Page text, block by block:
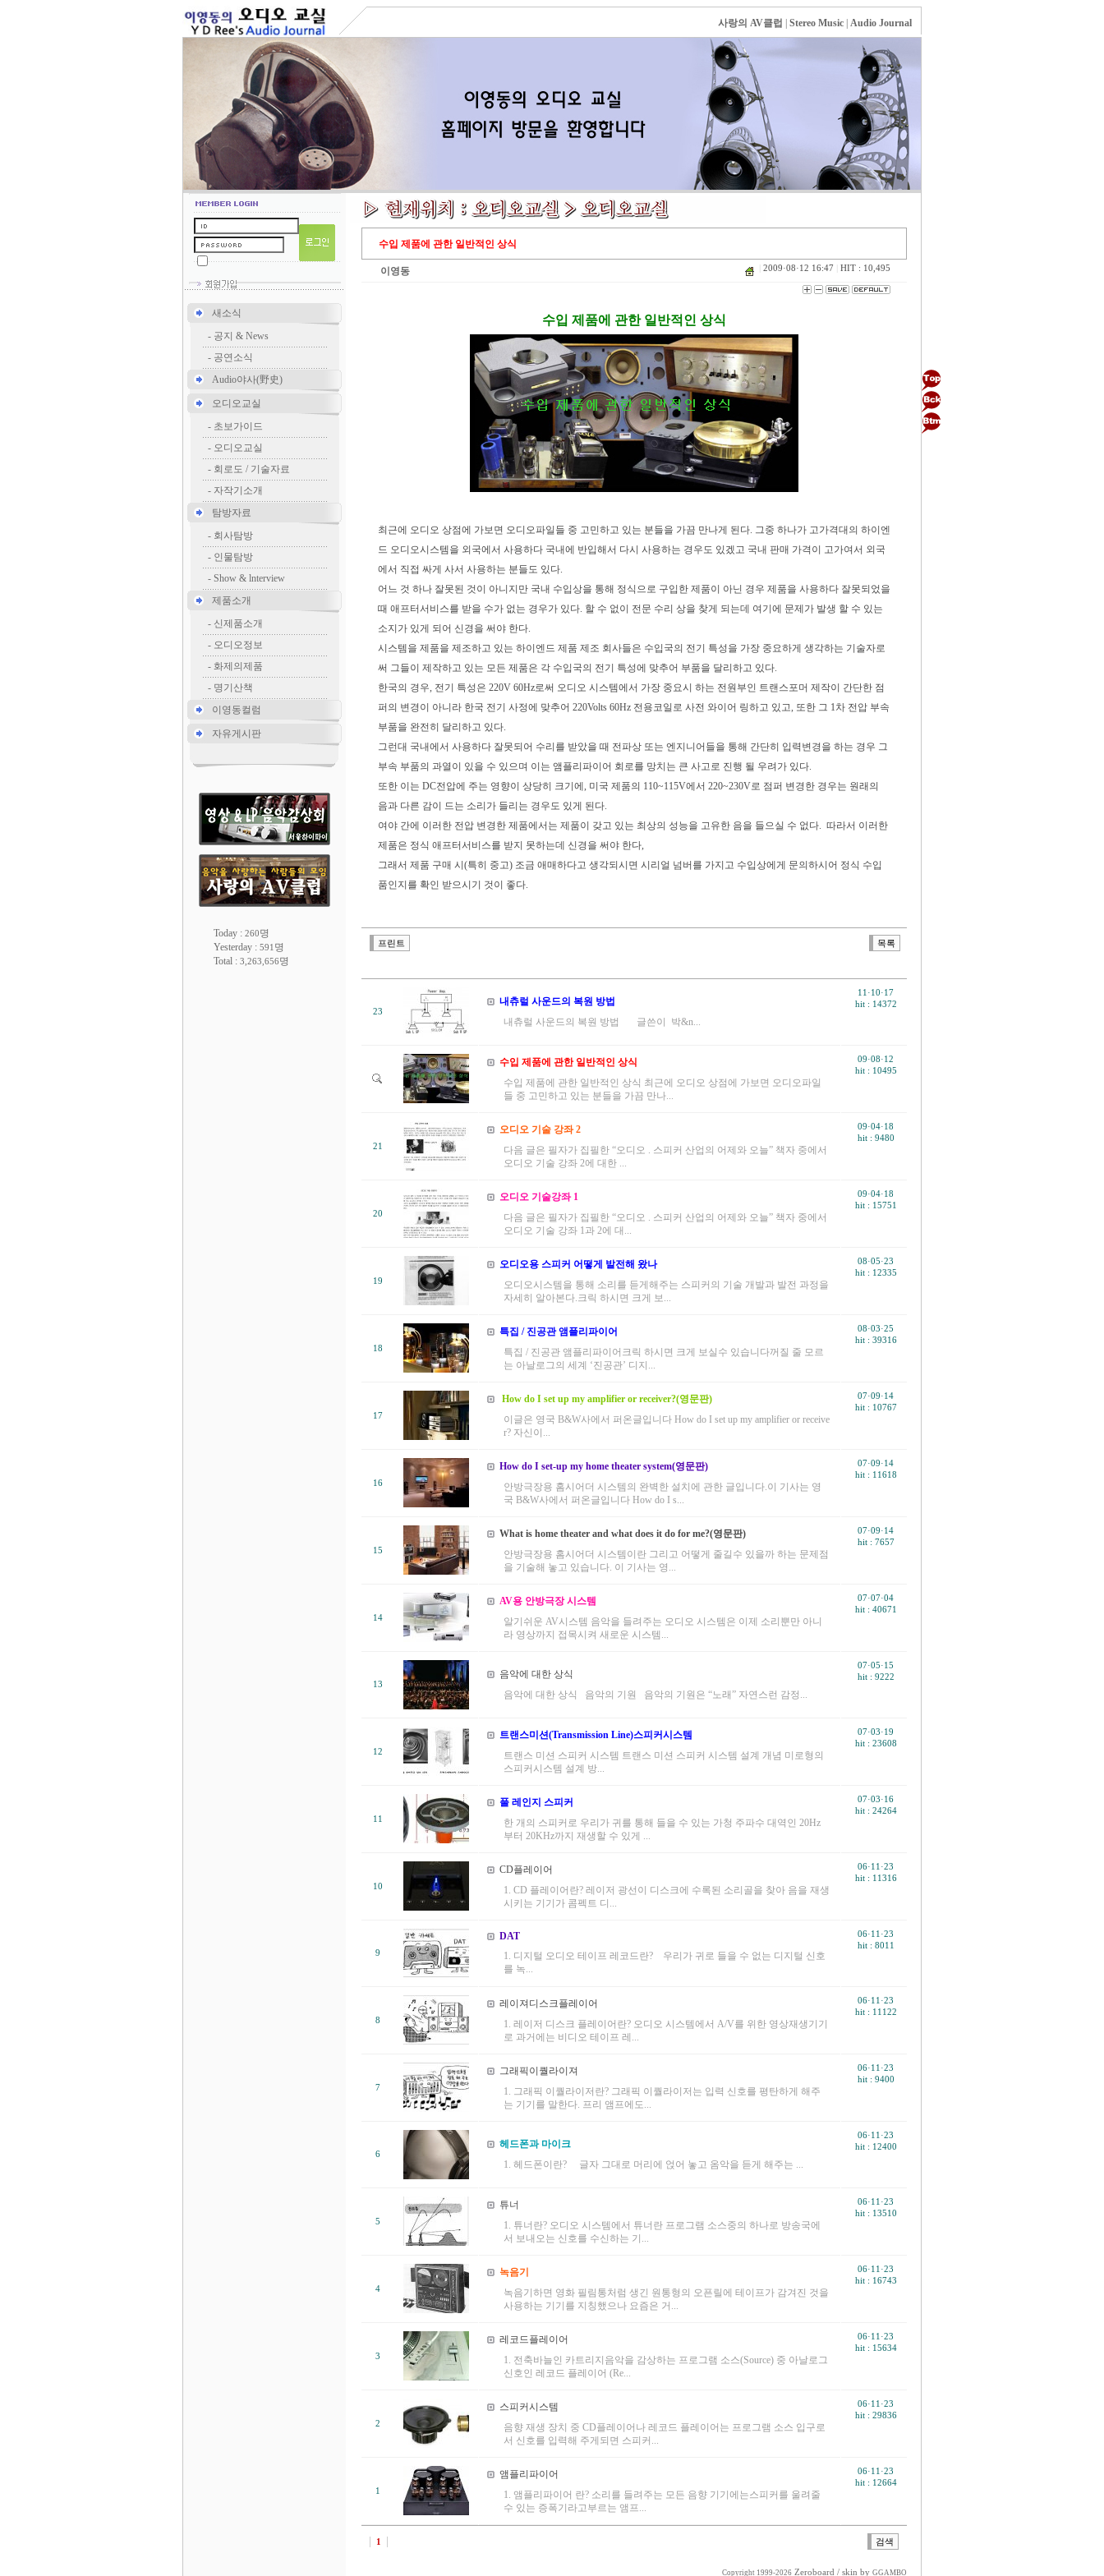
사랑의 AV클럽 Stereo Music Audio Journal
새소식
- 공지 & News
- 공연소식
Audio야사(野史)
오디오교실
- 초보가이드
- 오디오교실
- 회로도 / 기술자료
- 자작기소개
탐방자료
- 회사탐방
- 인물탐방
- Show & lnterview
제품소개
- 신제품소개
- 오디오정보
- 화제의제품
- 명기산책
이영동컬럼
자유게시판
Today : 260명
Yesterday : 591 명
Total : 3,263,656명
수입 제품에 관한 일반적인 상식
이영동 2009·08·12 16:47 HIT : 10,495
수입 제품에 관한 일반적인 상식
최근에 오디오 상점에 가보면 오디오파일들 중 고민하고 있는 분들을 가끔 만나게 된다. 그중 하나가 고가격대의 하이엔
드 오디오시스템을 외국에서 사용하다 국내에 반입해서 다시 사용하는 경우도 있겠고 국내 판매 가격이 고가여서 외국
에서 직접 싸게 사서 사용하는 분들도 있다.
어느 것 하나 잘못된 것이 아니지만 국내 수입상을 통해 정식으로 구입한 제품이 아닌 경우 제품을 사용하다 잘못되었을
때 애프터서비스를 받을 수가 없는 경우가 있다. 할 수 없이 전문 수리 상을 찾게 되는데 여기에 문제가 발생 할 수 있는
소지가 있게 되어 신경을 써야 한다.
시스템을 제품을 제조하고 있는 하이엔드 제품 제조 회사들은 수입국의 전기 특성을 가장 중요하게 생각하는 기술자로
써 그들이 제작하고 있는 모든 제품은 각 수입국의 전기 특성에 맞추어 부품을 달리하고 있다.
한국의 경우, 전기 특성은 220V 60Hz로써 오디오 시스템에서 가장 중요시 하는 전원부인 트랜스포머 제작이 간단한 점
퍼의 변경이 아니라 한국 전기 사정에 맞추어 220Volts 60Hz 전용코일로 사전 와이어 링하고 있고, 또한 그 1차 전압 부속
부품을 완전히 달리하고 있다.
그런대 국내에서 사용하다 잘못되어 수리를 받았을 때 전파상 또는 엔지니어들을 통해 간단히 입력변경을 하는 경우 그
부속 부품의 과열이 있을 수 있으며 이는 앰플리파이어 회로를 망치는 큰 사고로 진행 될 우려가 있다.
또한 이는 DC전압에 주는 영향이 상당히 크기에, 미국 제품의 110~115V에서 220~230V로 점퍼 변경한 경우는 원래의
음과 다른 감이 드는 소리가 들리는 경우도 있게 된다.
여야 간에 이러한 전압 변경한 제품에서는 제품이 갖고 있는 최상의 성능을 고유한 음을 들으실 수 없다. 따라서 이러한
제품은 정식 애프터서비스를 받지 못하는데 신경을 써야 한다,
그래서 제품 구매 시(특히 중고) 조금 애매하다고 생각되시면 시리얼 넘버를 가지고 수입상에게 문의하시어 정식 수입
품인지를 확인 받으시기 것이 좋다.
프린트 목록
23
내츄럴 사운드의 복원 방법
내츄럴 사운드의 복원 방법 글쓴이 박&n...
11·10·17
hit : 14372
수입 제품에 관한 일반적인 상식
수입 제품에 관한 일반적인 상식 최근에 오디오 상점에 가보면 오디오파일
들 중 고민하고 있는 분들을 가끔 만나...
09·08·12
hit : 10495
21
오디오 기술 강좌 2
다음 글은 필자가 집필한 “오디오 . 스피커 산업의 어제와 오늘” 책자 중에서
오디오 기술 강좌 2에 대한 ...
09·04·18
hit : 9480
20
오디오 기술강좌 1
다음 글은 필자가 집필한 “오디오 . 스피커 산업의 어제와 오늘” 책자 중에서
오디오 기술 강좌 1과 2에 대...
09·04·18
hit : 15751
19
오디오용 스피커 어떻게 발전해 왔나
오디오시스템을 통해 소리를 듣게해주는 스피커의 기술 개발과 발전 과정을
자세히 알아본다.크릭 하시면 크게 보...
08·05·23
hit : 12335
18
특집 / 진공관 앰플리파이어
특집 / 진공관 앰플리파이어크릭 하시면 크게 보실수 있습니다꺼질 줄 모르
는 아날로그의 세계 ‘진공관’ 디지...
08·03·25
hit : 39316
17
How do I set up my amplifier or receiver?(영문판)
이글은 영국 B&W사에서 퍼온글입니다 How do I set up my amplifier or receive
r? 자신이...
07·09·14
hit : 10767
16
How do I set-up my home theater system(영문판)
안방극장용 홈시어더 시스템의 완벽한 설치에 관한 글입니다.이 기사는 영
국 B&W사에서 퍼온글입니다 How do I s...
07·09·14
hit : 11618
15
What is home theater and what does it do for me?(영문판)
안방극장용 홈시어더 시스템이란 그리고 어떻게 줄길수 있을까 하는 문제점
을 기술해 놓고 있습니다. 이 기사는 영...
07·09·14
hit : 7657
14
AV용 안방극장 시스템
알기쉬운 AV시스템 음악을 들려주는 오디오 시스템은 이제 소리뿐만 아니
라 영상까지 접목시켜 새로운 시스템...
07·07·04
hit : 40671
13
음악에 대한 상식
음악에 대한 상식 음악의 기원 음악의 기원은 “노래” 자연스런 감정...
07·05·15
hit : 9222
12
트랜스미션(Transmission Line)스피커시스템
트랜스 미션 스피커 시스템 트랜스 미션 스피커 시스템 설계 개념 미로형의
스피커시스템 설계 방...
07·03·19
hit : 23608
11
풀 레인지 스피커
한 개의 스피커로 우리가 귀를 통해 들을 수 있는 가청 주파수 대역인 20Hz
부터 20KHz까지 재생할 수 있게 ...
07·03·16
hit : 24264
10
CD플레이어
1. CD 플레이어란? 레이저 광선이 디스크에 수록된 소리골을 찾아 음을 재생
시키는 기기가 콤펙트 디...
06·11·23
hit : 11316
9
DAT
1. 디지털 오디오 테이프 레코드란? 우리가 귀로 들을 수 없는 디지털 신호
를 녹...
06·11·23
hit : 8011
8
레이져디스크플레이어
1. 레이저 디스크 플레이어란? 오디오 시스템에서 A/V를 위한 영상재생기기
로 과거에는 비디오 테이프 레...
06·11·23
hit : 11122
7
그래픽이퀄라이져
1. 그래픽 이퀄라이저란? 그래픽 이퀄라이저는 입력 신호를 평탄하게 해주
는 기기를 말한다. 프리 앰프에도...
06·11·23
hit : 9400
6
헤드폰과 마이크
1. 헤드폰이란? 글자 그대로 머리에 얹어 놓고 옴악을 듣게 해주는 ...
06·11·23
hit : 12400
5
튜너
1. 튜너란? 오디오 시스템에서 튜너란 프로그램 소스중의 하나로 방송국에
서 보내오는 신호를 수신하는 기...
06·11·23
hit : 13510
4
녹음기
녹음기하면 영화 필림통처럼 생긴 원통형의 오픈릴에 테이프가 감겨진 것을
사용하는 기기를 지칭했으나 요즘은 거...
06·11·23
hit : 16743
3
레코드플레이어
1. 전축바늘인 카트리지음악을 감상하는 프로그램 소스(Source) 중 아날로그
신호인 레코드 플레이어 (Re...
06·11·23
hit : 15634
2
스피커시스템
음향 재생 장치 중 CD플레이어나 레코드 플레이어는 프로그램 소스 입구로
서 신호를 입력해 주게되면 스피커...
06·11·23
hit : 29836
1
앰플리파이어
1. 앰플리파이어 란? 소리를 들려주는 모든 음향 기기에는스피커를 울려줄
수 있는 증폭기라고부르는 앰프...
06·11·23
hit : 12664
1 검색
Copyright 1999-2026 Zeroboard / skin by GGAMBO